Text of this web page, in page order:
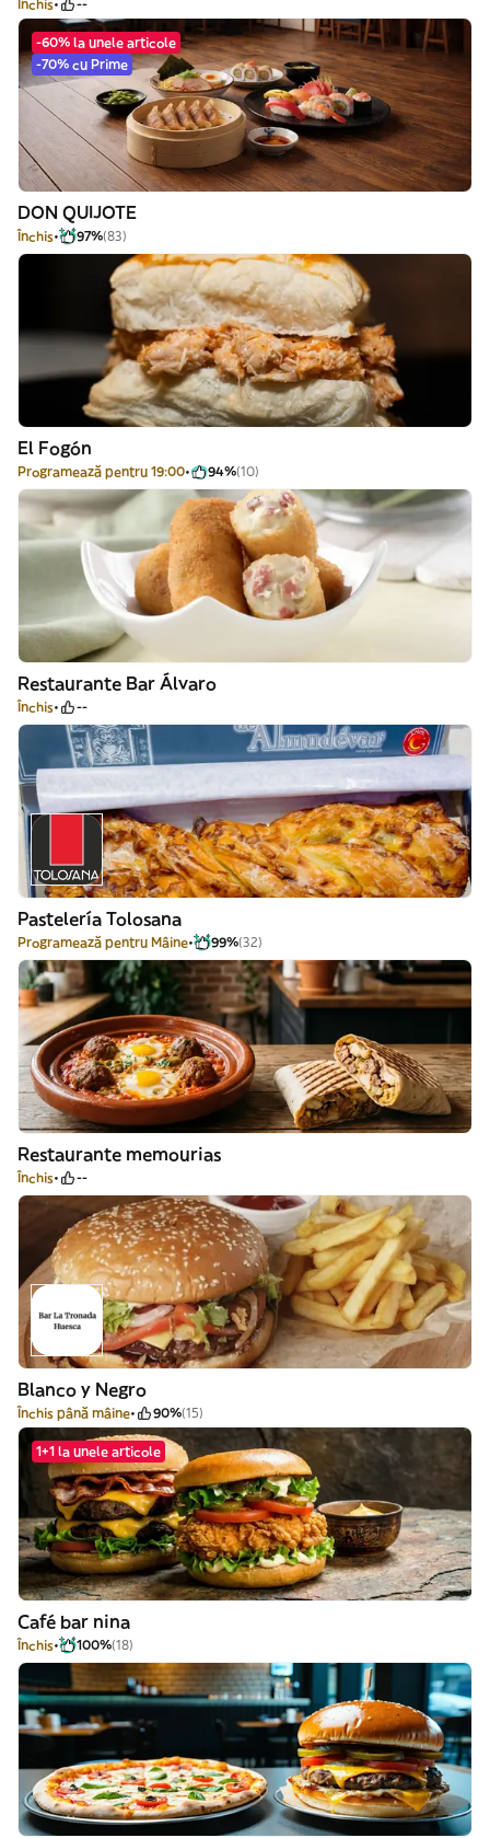
Închis --
-60% la unele articole
-70% cu Prime
DON QUIJOTE
Închis 97%(83)
El Fogón
Programează pentru 19:00 94%(10)
Restaurante Bar Álvaro
Închis --
Pastelería Tolosana
Programează pentru Mâine 99%(32)
Restaurante memourias
Închis --
Blanco y Negro
Închis până mâine 90%(15)
1+1 la unele articole
Café bar nina
Închis 100%(18)